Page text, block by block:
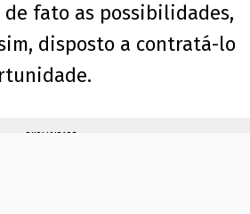
de fato as possibilidades,
disposto a contratá-lo
PUBLICIDADE